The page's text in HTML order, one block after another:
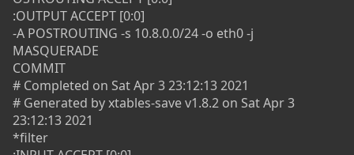
:OUTPUT ACCEPT [0:0]
-A POSTROUTING -s 10.8.0.0/24 -o eth0 -j
MASQUERADE
COMMIT
# Completed on Sat Apr 3 23:12:13 2021
# Generated by xtables-save v1.8.2 on Sat Apr 3
23:12:13 2021
*filter